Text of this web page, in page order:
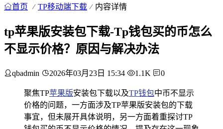
首页 TP移动端下载 内容详情
tp苹果版安装包下载-Tp钱包买的币怎么
不显示价格？原因与解决办法
qbadmin 2026年03月23日 15:34 1.1K 0
聚焦TP苹果版安装包下载以及TP钱包中币不显示
价格的问题，一方面涉及TP苹果版安装包的下载
事宜，但未展开具体说明，另一方面着重探讨TP